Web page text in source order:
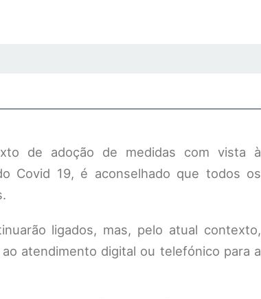
de adoção de medidas com vista à
Covid 19, é aconselhado que todos os
ligados, mas, pelo atual contexto,
atendimento digital ou telefónico para a